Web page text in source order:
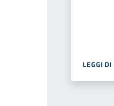
LEGGI